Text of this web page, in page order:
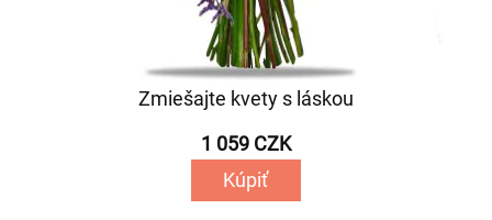
Zmiešajte kvety s láskou
1 059 CZK
Kúpiť